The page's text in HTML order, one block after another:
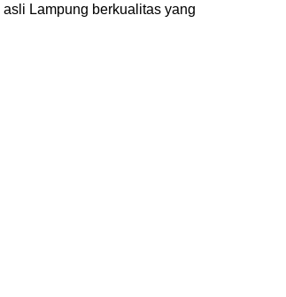
Lampung berkualitas yang